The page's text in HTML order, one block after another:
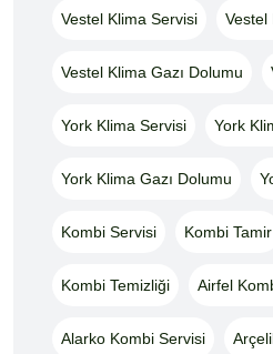
Vestel Klima Servisi Vestel
Vestel Klima Gazı Dolumu
York Klima Servisi York
York Klima Gazı Dolumu
Kombi Servisi Kombi Tamir
Kombi Temizliği Airfel
Alarko Kombi Servisi